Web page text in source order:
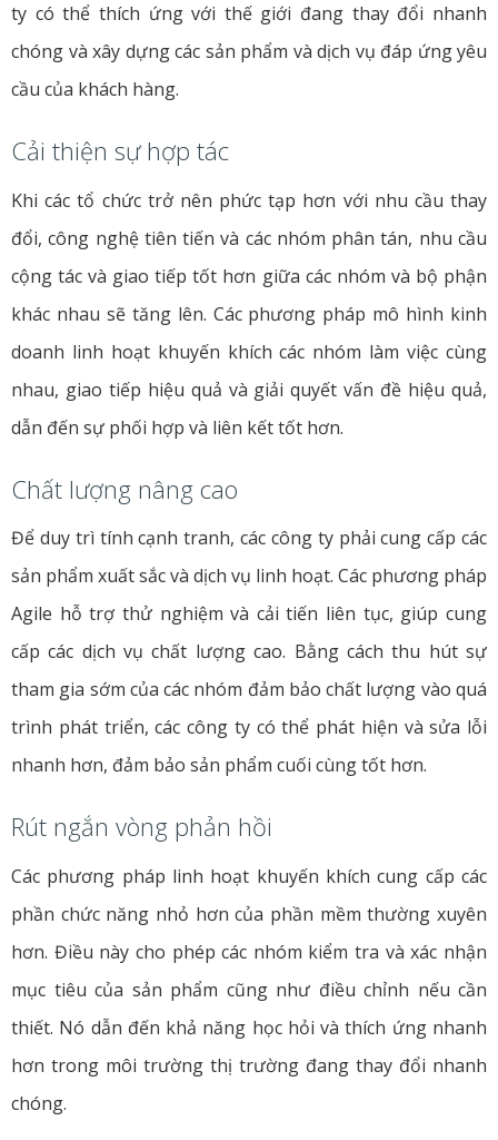
ty có thể thích ứng với thế giới đang thay đổi nhanh
chóng và xây dựng các sản phẩm và dịch vụ đáp ứng yêu
cầu của khách hàng.
Cải thiện sự hợp tác
Khi các tổ chức trở nên phức tạp hơn với nhu cầu thay
đổi, công nghệ tiên tiến và các nhóm phân tán, nhu cầu
cộng tác và giao tiếp tốt hơn giữa các nhóm và bộ phận
khác nhau sẽ tăng lên. Các phương pháp mô hình kinh
doanh linh hoạt khuyến khích các nhóm làm việc cùng
nhau, giao tiếp hiệu quả và giải quyết vấn đề hiệu quả,
dẫn đến sự phối hợp và liên kết tốt hơn.
Chất lượng nâng cao
Để duy trì tính cạnh tranh, các công ty phải cung cấp các
sản phẩm xuất sắc và dịch vụ linh hoạt. Các phương pháp
Agile hỗ trợ thử nghiệm và cải tiến liên tục, giúp cung
cấp các dịch vụ chất lượng cao. Bằng cách thu hút sự
tham gia sớm của các nhóm đảm bảo chất lượng vào quá
trình phát triển, các công ty có thể phát hiện và sửa lỗi
nhanh hơn, đảm bảo sản phẩm cuối cùng tốt hơn.
Rút ngắn vòng phản hồi
Các phương pháp linh hoạt khuyến khích cung cấp các
phần chức năng nhỏ hơn của phần mềm thường xuyên
hơn. Điều này cho phép các nhóm kiểm tra và xác nhận
mục tiêu của sản phẩm cũng như điều chỉnh nếu cần
thiết. Nó dẫn đến khả năng học hỏi và thích ứng nhanh
hơn trong môi trường thị trường đang thay đổi nhanh
chóng.